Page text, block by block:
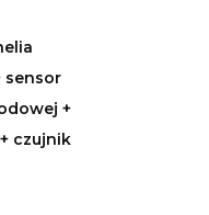
sensor
+
czujnik